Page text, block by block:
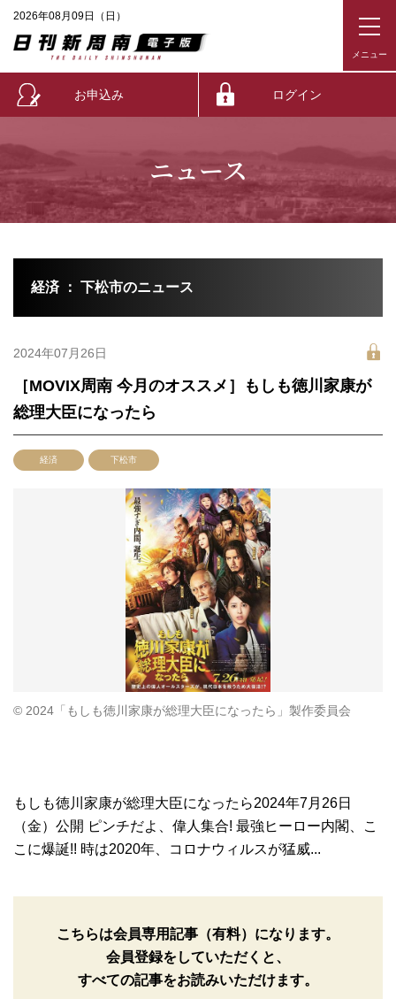
2026年08月09日（日）
お申込み ログイン
ニュース
経済 ： 下松市のニュース
2024年07月26日
［MOVIX周南 今月のオススメ］もしも徳川家康が
総理大臣になったら
経済 下松市
© 2024「もしも徳川家康が総理大臣になったら」製作委員会
もしも徳川家康が総理大臣になったら2024年7月26日
（金）公開 ピンチだよ、偉人集合! 最強ヒーロー内閣、こ
こに爆誕!! 時は2020年、コロナウィルスが猛威...
こちらは会員専用記事（有料）になります。
会員登録をしていただくと、
すべての記事をお読みいただけます。